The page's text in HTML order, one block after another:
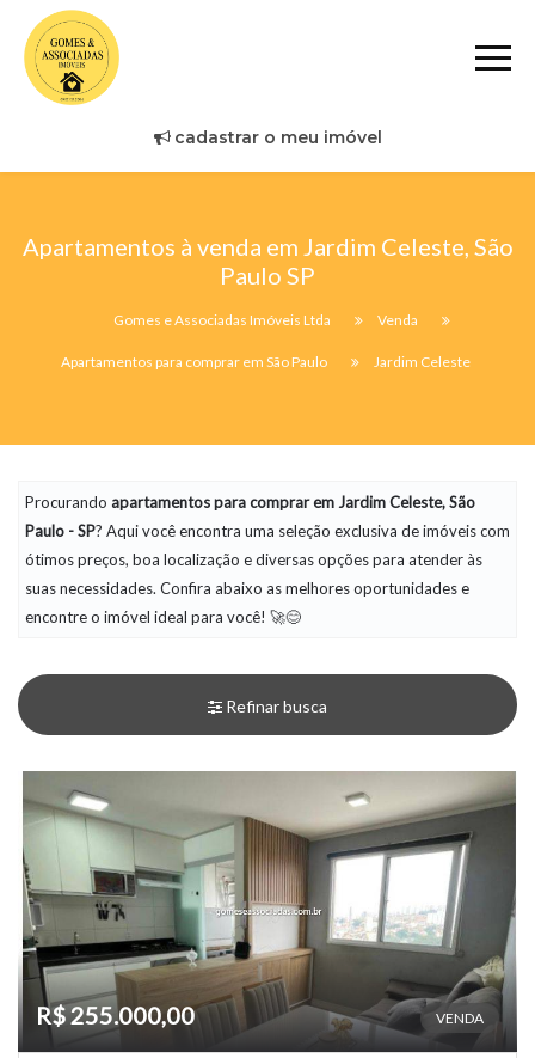
cadastrar o meu imóvel
Apartamentos à venda em Jardim Celeste, São
Paulo SP
Gomes e Associadas Imóveis Ltda Venda
Apartamentos para comprar em São Paulo Jardim Celeste
Procurando apartamentospara comprar em Jardim Celeste, São
Paulo - SP? Aqui você encontra uma seleção exclusiva de imóveis com
ótimos preços, boa localização e diversas opções para atender às
suas necessidades. Confira abaixo as melhores oportunidades e
encontre o imóvel ideal para você! 🚀😊
Refinar busca
R$ 255.000,00 VENDA